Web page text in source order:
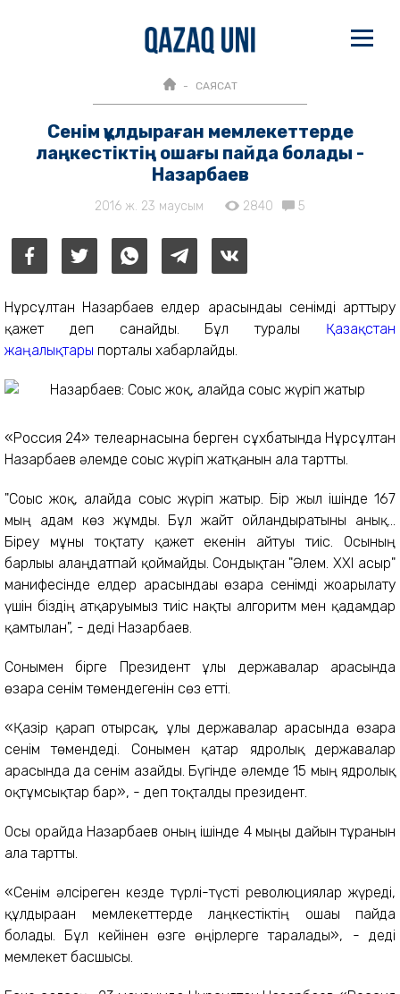
САЯСАТ
Сенім құлдыраған мемлекеттерде
лаңкестіктің ошағы пайда болады -
Назарбаев
2016 ж. 23 маусым 2840 5
Нұрсұлтан Назарбаев елдер арасындағы сенімді арттыру
қажет деп санайды. Бұл туралы Қазақстан
жаңалықтары порталы хабарлайды.
«Россия 24» телеарнасына берген сұхбатында Нұрсұлтан
Назарбаев әлемде соғыс жүріп жатқанын алға тартты.
"Соғыс жоқ, алайда соғыс жүріп жатыр. Бір жыл ішінде 167
мың адам көз жұмды. Бұл жайт ойландыратыны анық...
Біреу мұны тоқтату қажет екенін айтуы тиіс. Осының
барлығы алаңдатпай қоймайды. Сондықтан "Әлем. ХХІ ғасыр"
манифесінде елдер арасындағы өзара сенімді жоғарылату
үшін біздің атқаруымыз тиіс нақты алгоритм мен қадамдар
қамтылған", - деді Назарбаев.
Сонымен бірге Президент ұлы державалар арасында
өзара сенім төмендегенін сөз етті.
«Қазір қарап отырсақ, ұлы державалар арасында өзара
сенім төмендеді. Сонымен қатар ядролық державалар
арасында да сенім азайды. Бүгінде әлемде 15 мың ядролық
оқтұмсықтар бар», - деп тоқталды президент.
Осы орайда Назарбаев оның ішінде 4 мыңы дайын тұрғанын
алға тартты.
«Сенім әлсіреген кезде түрлі-түсті революциялар жүреді,
құлдыраған мемлекеттерде лаңкестіктің ошағы пайда
болады. Бұл кейінен өзге өңірлерге таралады», - деді
мемлекет басшысы.